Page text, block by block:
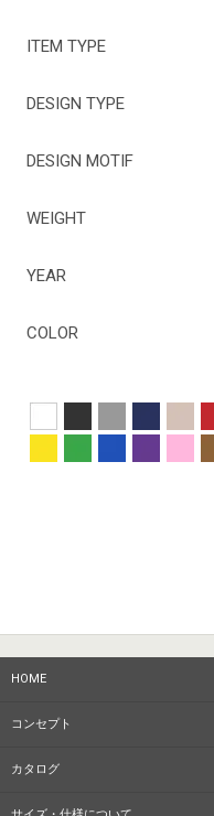
ITEM TYPE
DESIGN TYPE
DESIGN MOTIF
WEIGHT
YEAR
COLOR
HOME
コンセプト
カタログ